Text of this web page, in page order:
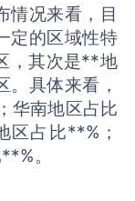
情况来看，目
定的区域性特
，其次是**地
具体来看，
华南地区占比
区占比**%；
。